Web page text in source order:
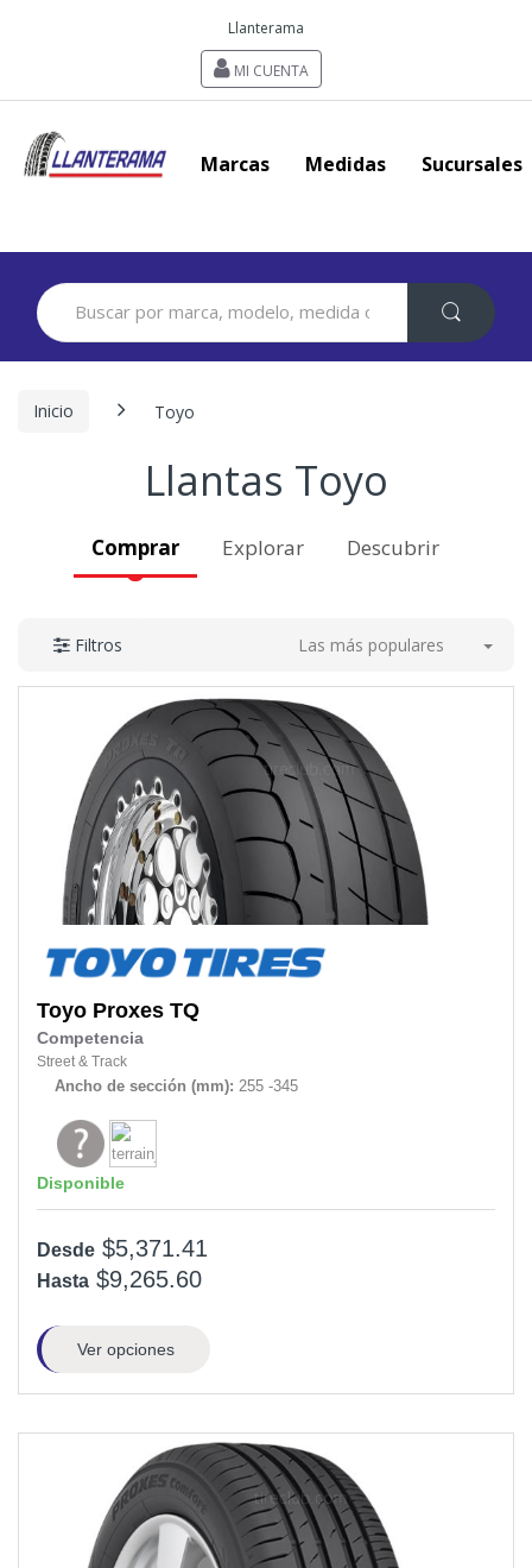
Llanterama
MI CUENTA
Marcas Medidas Sucursales
Search
for:
Inicio Toyo
Llantas Toyo
Comprar Explorar Descubrir
Filtros Las más populares
Toyo Proxes TQ
Competencia
Street & Track
Ancho de sección (mm): 255 -345
Disponible
Desde $5,371.41
Hasta $9,265.60
Ver opciones